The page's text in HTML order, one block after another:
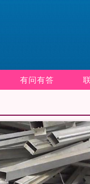
有问有答